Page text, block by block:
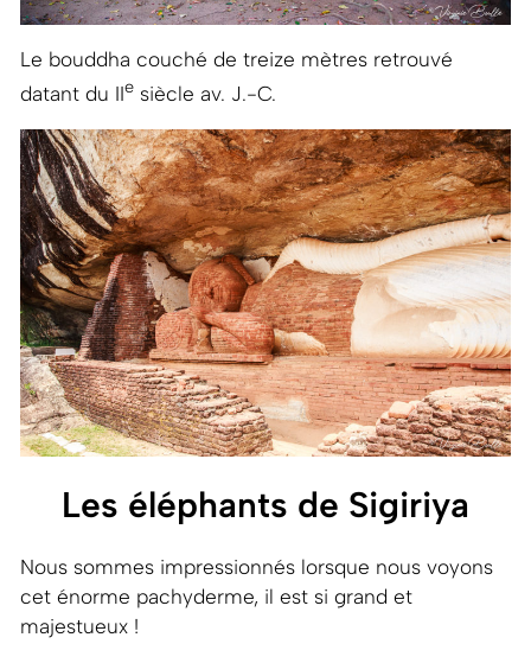
Le bouddha couché de treize mètres retrouvé
datant du IIesiècle av. J.-C.
Les éléphants de Sigiriya
Nous sommes impressionnés lorsque nous voyons
cet énorme pachyderme, il est si grand et
majestueux !